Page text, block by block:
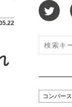
コンバース